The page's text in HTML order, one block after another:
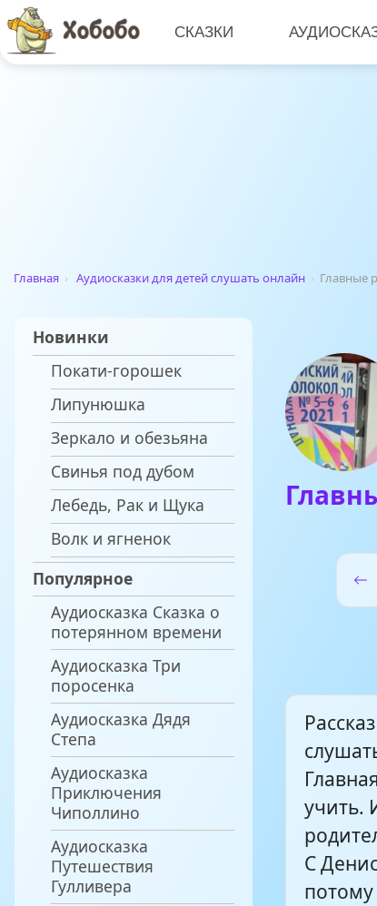
СКАЗКИ
Главная › Аудиосказки для детей слушать онлайн › Главные
Новинки
Покати-горошек
Липунюшка
Зеркало и обезьяна
Свинья под дубом
Лебедь, Рак и Щука
Волк и ягненок
Популярное
Аудиосказка Сказка о
потерянном времени
Аудиосказка Три
поросенка
Аудиосказка Дядя
Степа
Аудиосказка
Приключения
Чиполлино
Аудиосказка
Путешествия
Гулливера
учить.
С
потому